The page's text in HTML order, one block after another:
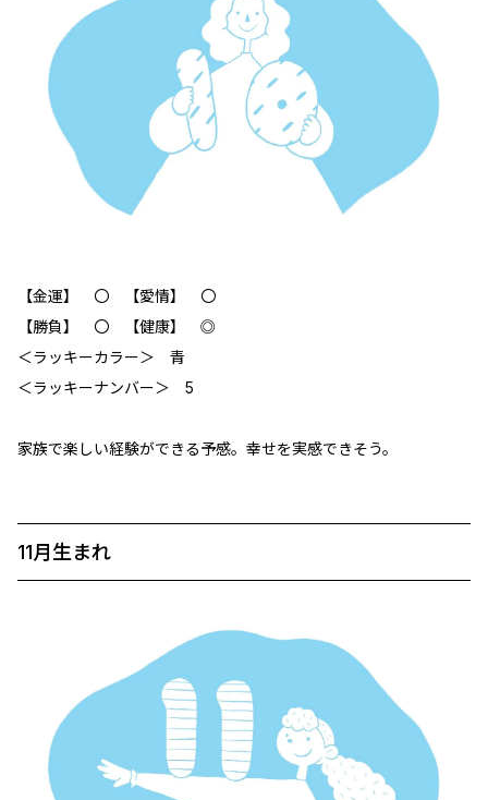
【金運】 〇 【愛情】 〇
【勝負】 〇 【健康】 ◎
＜ラッキーカラー＞ 青
＜ラッキーナンバー＞ 5
家族で楽しい経験ができる予感。幸せを実感できそう。
11月生まれ